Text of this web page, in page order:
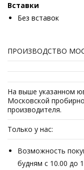
Вставки
Без вставок
ПРОИЗВОДСТВО
На выше указанном
Московской
производителя.
Только у нас:
Возможность
будням с 10.00 до